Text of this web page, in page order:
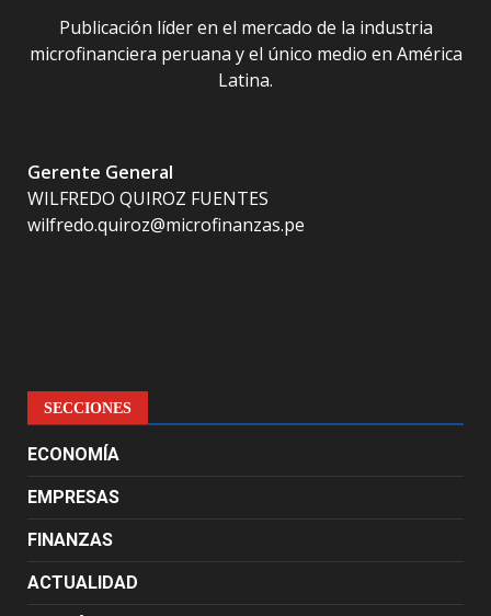
Publicación líder en el mercado de la industria
microfinanciera peruana y el único medio en América
Latina.
Gerente General
WILFREDO QUIROZ FUENTES
wilfredo.quiroz@microfinanzas.pe
SECCIONES
ECONOMÍA
EMPRESAS
FINANZAS
ACTUALIDAD